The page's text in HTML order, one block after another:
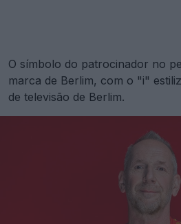
O símbolo do patrocinador no
marca de Berlim, com o "i"
de televisão de Berlim.